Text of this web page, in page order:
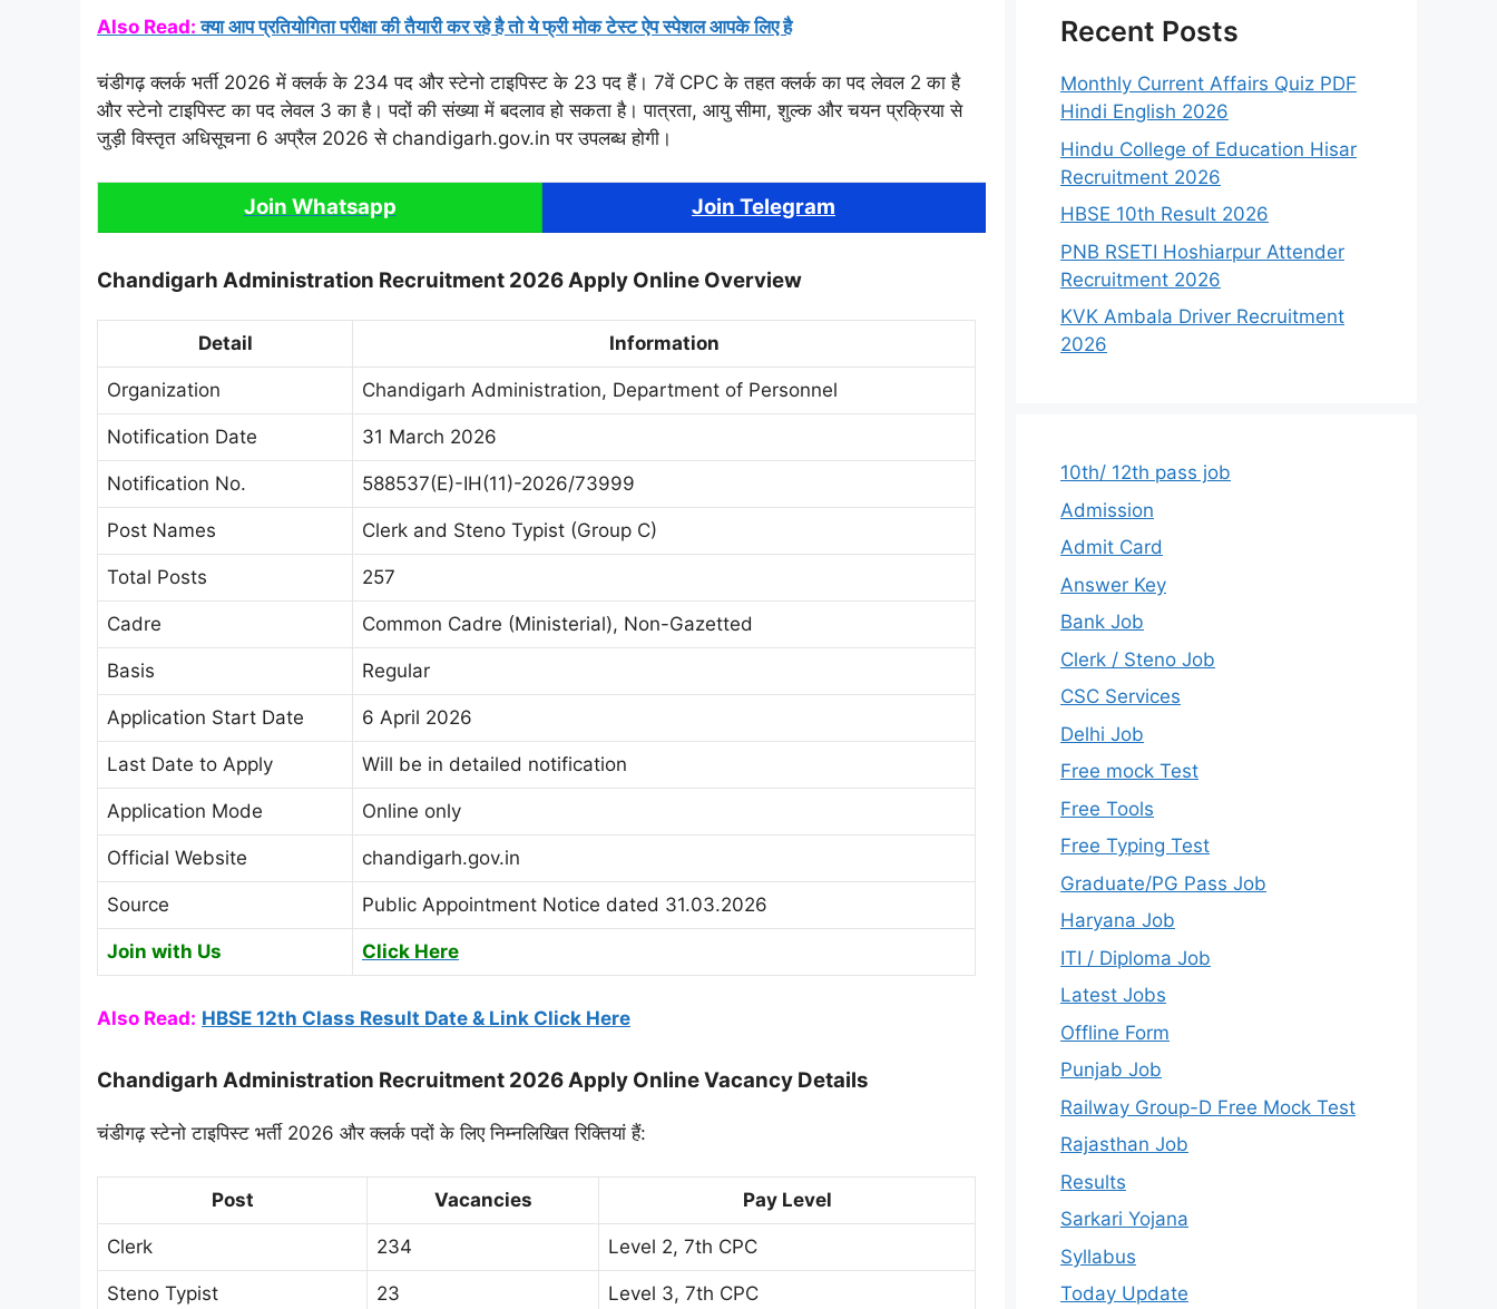
Also Read: क्या आप प्रतियोगिता परीक्षा की तैयारी कर रहे है तो ये फ्री मोक टेस्ट ऐप स्पेशल आपके लिए है
चंडीगढ़ क्लर्क भर्ती 2026 में क्लर्क के 234 पद और स्टेनो टाइपिस्ट के 23 पद हैं। 7वें CPC के तहत क्लर्क का पद लेवल 2 का है
और स्टेनो टाइपिस्ट का पद लेवल 3 का है। पदों की संख्या में बदलाव हो सकता है। पात्रता, आयु सीमा, शुल्क और चयन प्रक्रिया से
जुड़ी विस्तृत अधिसूचना 6 अप्रैल 2026 से chandigarh.gov.in पर उपलब्ध होगी।
Join Whatsapp Join Telegram
Chandigarh Administration Recruitment 2026 Apply Online Overview
Detail Information
Organization Chandigarh Administration, Department of Personnel
Notification Date 31 March 2026
Notification No. 588537(E)-IH(11)-2026/73999
Post Names Clerk and Steno Typist (Group C)
Total Posts 257
Cadre Common Cadre (Ministerial), Non-Gazetted
Basis Regular
Application Start Date 6 April 2026
Last Date to Apply Will be in detailed notification
Application Mode Online only
Official Website chandigarh.gov.in
Source Public Appointment Notice dated 31.03.2026
Join with Us Click Here
Also Read: HBSE 12th Class Result Date & Link Click Here
Chandigarh Administration Recruitment 2026 Apply Online Vacancy Details
चंडीगढ़ स्टेनो टाइपिस्ट भर्ती 2026 और क्लर्क पदों के लिए निम्नलिखित रिक्तियां हैं:
Post Vacancies Pay Level
Clerk 234 Level 2, 7th CPC
Steno Typist 23 Level 3, 7th CPC
Recent Posts
Monthly Current Affairs Quiz PDF
Hindi English 2026
Hindu College of Education Hisar
Recruitment 2026
HBSE 10th Result 2026
PNB RSETI Hoshiarpur Attender
Recruitment 2026
KVK Ambala Driver Recruitment
2026
10th/ 12th pass job
Admission
Admit Card
Answer Key
Bank Job
Clerk / Steno Job
CSC Services
Delhi Job
Free mock Test
Free Tools
Free Typing Test
Graduate/PG Pass Job
Haryana Job
ITI / Diploma Job
Latest Jobs
Offline Form
Punjab Job
Railway Group-D Free Mock Test
Rajasthan Job
Results
Sarkari Yojana
Syllabus
Today Update